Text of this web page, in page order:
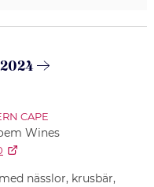
CAPE
Wines
nässlor, krusbär,